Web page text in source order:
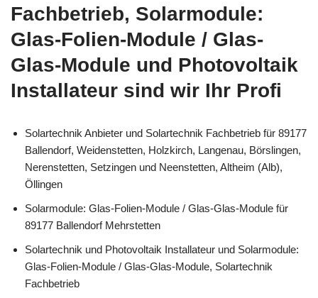
Fachbetrieb, Solarmodule:
Glas-Folien-Module / Glas-
Glas-Module und Photovoltaik
Installateur sind wir Ihr Profi
Solartechnik Anbieter und Solartechnik Fachbetrieb für 89177
Ballendorf, Weidenstetten, Holzkirch, Langenau, Börslingen,
Nerenstetten, Setzingen und Neenstetten, Altheim (Alb),
Öllingen
Solarmodule: Glas-Folien-Module / Glas-Glas-Module für
89177 Ballendorf Mehrstetten
Solartechnik und Photovoltaik Installateur und Solarmodule:
Glas-Folien-Module / Glas-Glas-Module, Solartechnik
Fachbetrieb